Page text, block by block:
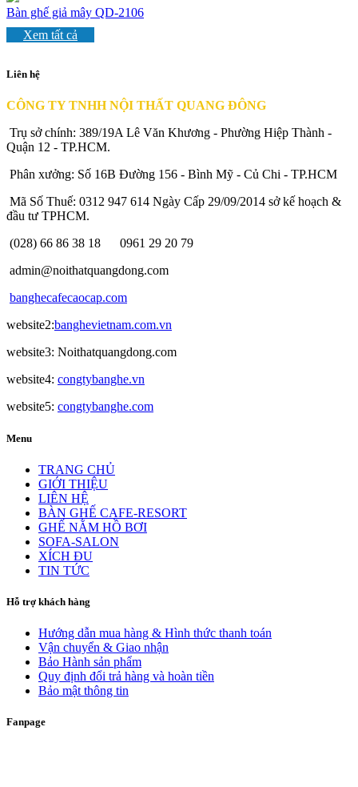
Bàn ghế giả mây QD-2106
Xem tất cả
Liên hệ
CÔNG TY TNHH NỘI THẤT QUANG ĐÔNG
Trụ sở chính: 389/19A Lê Văn Khương - Phường Hiệp Thành -
Quận 12 - TP.HCM.
Phân xưởng: Số 16B Đường 156 - Bình Mỹ - Củ Chi - TP.HCM
Mã Số Thuế: 0312 947 614 Ngày Cấp 29/09/2014 sở kế hoạch &
đầu tư TPHCM.
(028) 66 86 38 18
0961 29 20 79
admin@noithatquangdong.com
banghecafecaocap.com
website2:banghevietnam.com.vn
website3: Noithatquangdong.com
website4: congtybanghe.vn
website5: congtybanghe.com
Menu
TRANG CHỦ
GIỚI THIỆU
LIÊN HỆ
BÀN GHẾ CAFE-RESORT
GHẾ NẰM HỒ BƠI
SOFA-SALON
XÍCH ĐU
TIN TỨC
Hỗ trợ khách hàng
Hướng dẫn mua hàng & Hình thức thanh toán
Vận chuyển & Giao nhận
Bảo Hành sản phẩm
Quy định đổi trả hàng và hoàn tiền
Bảo mật thông tin
Fanpage